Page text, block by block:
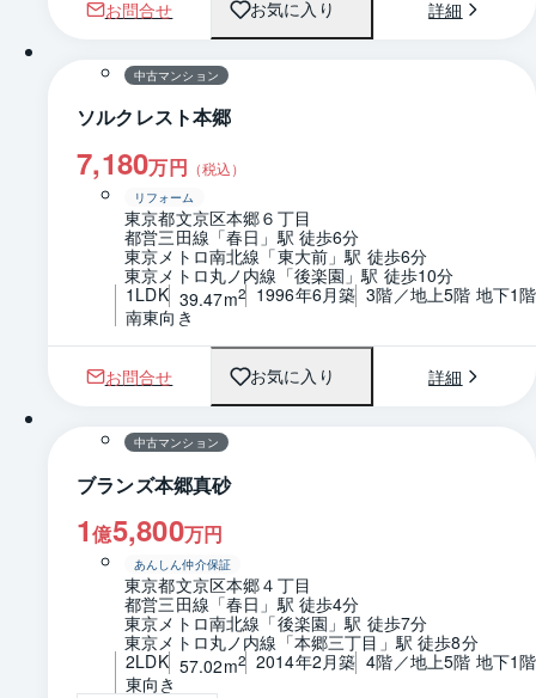
お問合せ お気に入り 詳細
1 / 0 間取り
中古マンション
ソルクレスト本郷
7,180万円 （税込）
リフォーム
東京都文京区本郷６丁目
都営三田線「春日」駅 徒歩6分
東京メトロ南北線「東大前」駅 徒歩6分
東京メトロ丸ノ内線「後楽園」駅 徒歩10分
1LDK 39.47m2 1996年6月築 3階／地上5階 地下1階
南東向き
お問合せ お気に入り 詳細
1 / 0 間取り
中古マンション
ブランズ本郷真砂
1億5,800万円
あんしん仲介保証
東京都文京区本郷４丁目
都営三田線「春日」駅 徒歩4分
東京メトロ南北線「後楽園」駅 徒歩7分
東京メトロ丸ノ内線「本郷三丁目」駅 徒歩8分
2LDK 57.02m2 2014年2月築 4階／地上5階 地下1階
東向き